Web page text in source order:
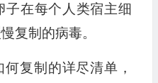
子在每个人类宿主细
复制的病毒。
复制的详尽清单，